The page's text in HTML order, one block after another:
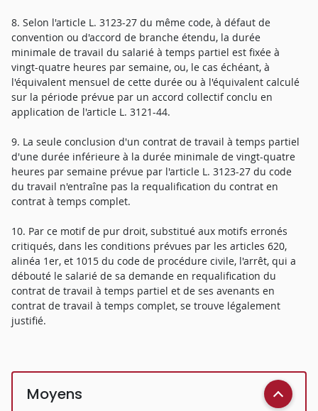
8. Selon l'article L. 3123-27 du même code, à défaut de
convention ou d'accord de branche étendu, la durée
minimale de travail du salarié à temps partiel est fixée à
vingt-quatre heures par semaine, ou, le cas échéant, à
l'équivalent mensuel de cette durée ou à l'équivalent calculé
sur la période prévue par un accord collectif conclu en
application de l'article L. 3121-44.
9. La seule conclusion d'un contrat de travail à temps partiel
d'une durée inférieure à la durée minimale de vingt-quatre
heures par semaine prévue par l'article L. 3123-27 du code
du travail n'entraîne pas la requalification du contrat en
contrat à temps complet.
10. Par ce motif de pur droit, substitué aux motifs erronés
critiqués, dans les conditions prévues par les articles 620,
alinéa 1er, et 1015 du code de procédure civile, l'arrêt, qui a
débouté le salarié de sa demande en requalification du
contrat de travail à temps partiel et de ses avenants en
contrat de travail à temps complet, se trouve légalement
justifié.
Moyens